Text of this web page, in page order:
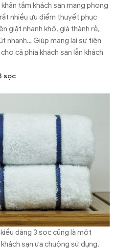
tắm khách sạn mang phong
nhiều ưu điểm thuyết phục
giặt nhanh khô, giá thành rẻ,
nhanh… Giúp mang lại sự tiện
cả phía khách sạn lẫn khách
sọc
dáng 3 sọc cũng là một
sạn ưa chuộng sử dụng.